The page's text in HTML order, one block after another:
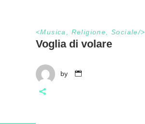
<Musica, Religione,Sociale/>
Voglia di volare
by